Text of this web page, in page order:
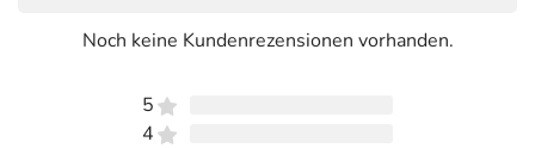
Noch keine Kundenrezensionen vorhanden.
5
4